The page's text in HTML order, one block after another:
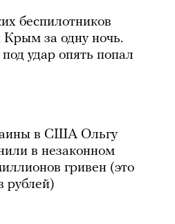
беспилотников
Крым за одну ночь.
удар опять попал
в США Ольгу
в незаконном
гривен (это
рублей)